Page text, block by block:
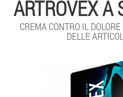
ARTROVEX A
CREMA CONTRO IL
DELLE